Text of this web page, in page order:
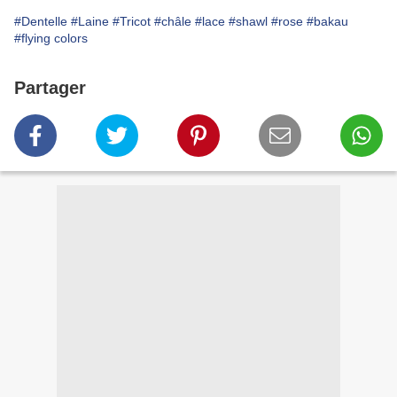
#Dentelle #Laine #Tricot #châle #lace #shawl #rose #bakau
#flying colors
Partager